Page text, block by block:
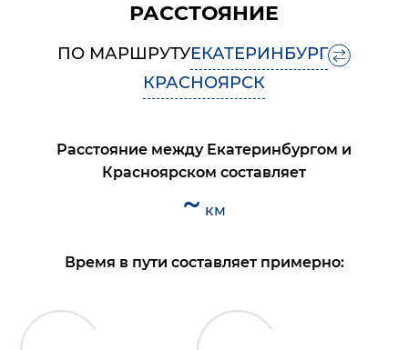
РАССТОЯНИЕ
ПО МАРШРУТУЕКАТЕРИНБУРГ
КРАСНОЯРСК
Расстояние между Екатеринбургом и
Красноярском составляет
~ км
Время в пути составляет примерно: